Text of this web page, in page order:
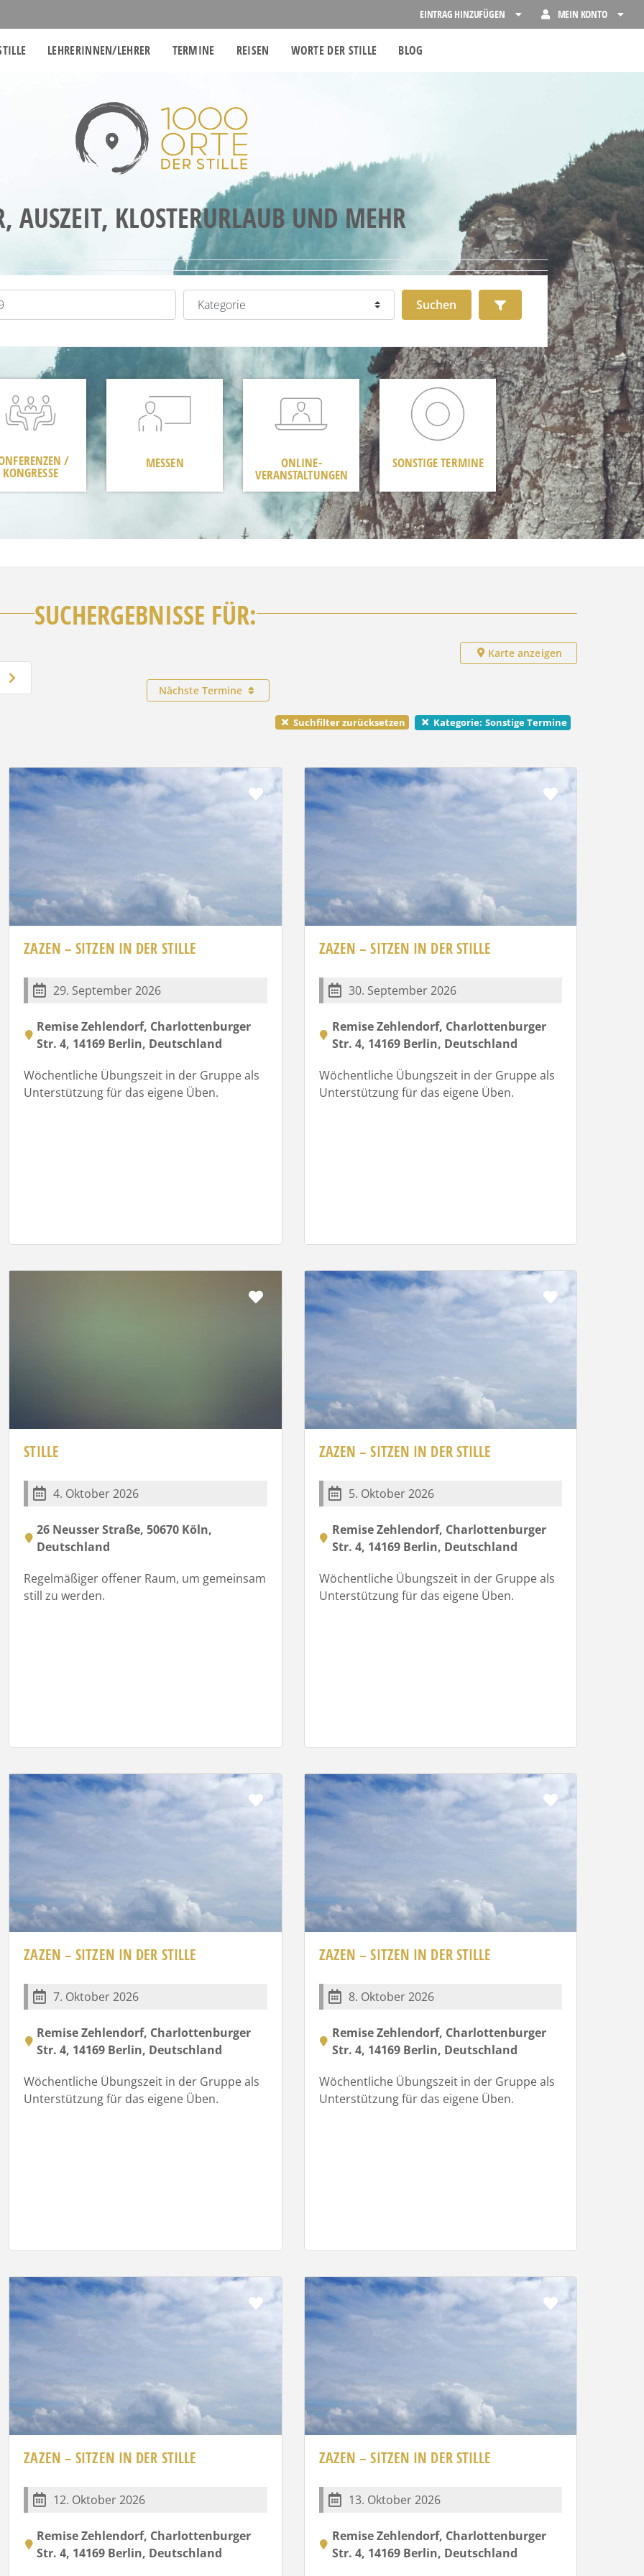
EINTRAG HINZUFÜGEN MEIN KONTO
LEHRERINNEN/LEHRER TERMINE REISEN WORTE DER STILLE BLOG
AUSZEIT, KLOSTERURLAUB UND MEHR
Kategorie
Suchen Suchen Advanced Filters
/
KONGRESSE
MESSEN ONLINE-
VERANSTALTUNGEN
SONSTIGE TERMINE
SUCHERGEBNISSE FÜR:
Ältere Beiträge
Karte anzeigen
Nächste Termine
Suchfilter zurücksetzen Kategorie: Sonstige Termine
Favorit
ZAZEN – SITZEN IN DER STILLE
29. September 2026
Remise Zehlendorf, Charlottenburger
Str. 4, 14169 Berlin, Deutschland
Wöchentliche Übungszeit in der Gruppe als
Unterstützung für das eigene Üben.
Favorit
ZAZEN – SITZEN IN DER STILLE
30. September 2026
Remise Zehlendorf, Charlottenburger
Str. 4, 14169 Berlin, Deutschland
Wöchentliche Übungszeit in der Gruppe als
Unterstützung für das eigene Üben.
Favorit
STILLE
4. Oktober 2026
26 Neusser Straße, 50670 Köln,
Deutschland
Regelmäßiger offener Raum, um gemeinsam
still zu werden.
Favorit
ZAZEN – SITZEN IN DER STILLE
5. Oktober 2026
Remise Zehlendorf, Charlottenburger
Str. 4, 14169 Berlin, Deutschland
Wöchentliche Übungszeit in der Gruppe als
Unterstützung für das eigene Üben.
Favorit
ZAZEN – SITZEN IN DER STILLE
7. Oktober 2026
Remise Zehlendorf, Charlottenburger
Str. 4, 14169 Berlin, Deutschland
Wöchentliche Übungszeit in der Gruppe als
Unterstützung für das eigene Üben.
Favorit
ZAZEN – SITZEN IN DER STILLE
8. Oktober 2026
Remise Zehlendorf, Charlottenburger
Str. 4, 14169 Berlin, Deutschland
Wöchentliche Übungszeit in der Gruppe als
Unterstützung für das eigene Üben.
Favorit
ZAZEN – SITZEN IN DER STILLE
12. Oktober 2026
Remise Zehlendorf, Charlottenburger
Str. 4, 14169 Berlin, Deutschland
Favorit
ZAZEN – SITZEN IN DER STILLE
13. Oktober 2026
Remise Zehlendorf, Charlottenburger
Str. 4, 14169 Berlin, Deutschland